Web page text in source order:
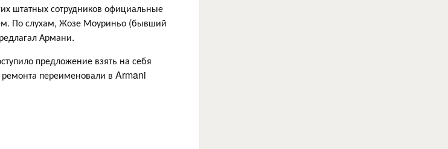
штатных сотрудников официальные
По слухам, Жозе Моуриньо (бывший
Армани.
предложение взять на себя
ремонта переименовали в Armani